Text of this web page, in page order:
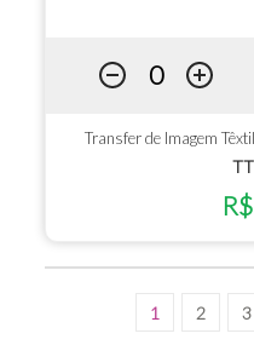
Transfer de Imagem
1 2 3